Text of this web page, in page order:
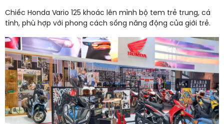
Chiếc Honda Vario 125 khoác lên mình bộ tem trẻ trung, cá
tính, phù hợp với phong cách sống năng động của giới trẻ.